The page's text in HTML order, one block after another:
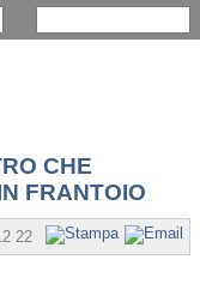
CHE
FRANTOIO
22:30 Scritto da Angelo